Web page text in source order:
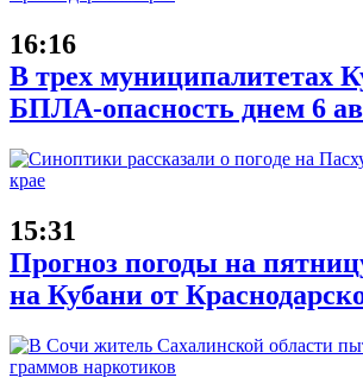
16:16
В трех муниципалитетах
БПЛА-опасность днем 6
15:31
Прогноз погоды на
на Кубани от